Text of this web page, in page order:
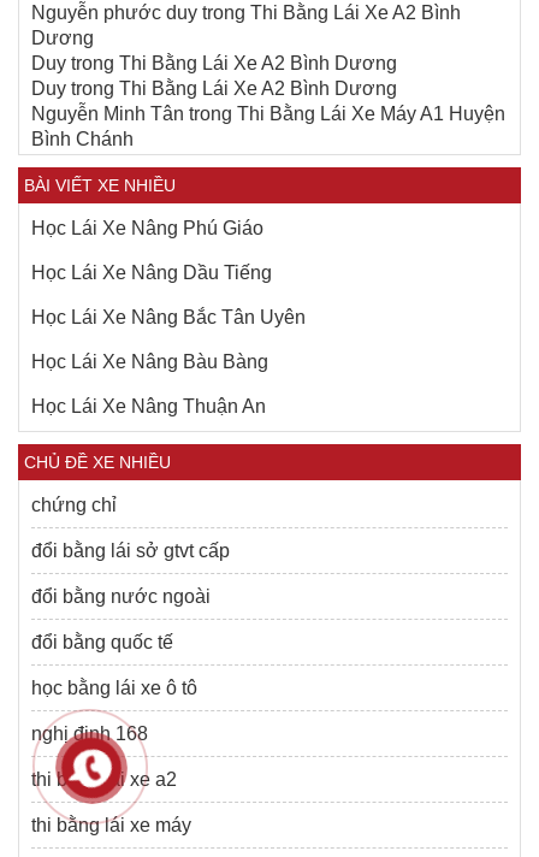
Nguyễn phước duy trong Thi Bằng Lái Xe A2 Bình
Dương
Duy trong Thi Bằng Lái Xe A2 Bình Dương
Duy trong Thi Bằng Lái Xe A2 Bình Dương
Nguyễn Minh Tân trong Thi Bằng Lái Xe Máy A1 Huyện
Bình Chánh
BÀI VIẾT XE NHIỀU
Học Lái Xe Nâng Phú Giáo
Học Lái Xe Nâng Dầu Tiếng
Học Lái Xe Nâng Bắc Tân Uyên
Học Lái Xe Nâng Bàu Bàng
Học Lái Xe Nâng Thuận An
CHỦ ĐỀ XE NHIỀU
chứng chỉ
đổi bằng lái sở gtvt cấp
đổi bằng nước ngoài
đổi bằng quốc tế
học bằng lái xe ô tô
nghị định 168
thi bằng lái xe a2
thi bằng lái xe máy